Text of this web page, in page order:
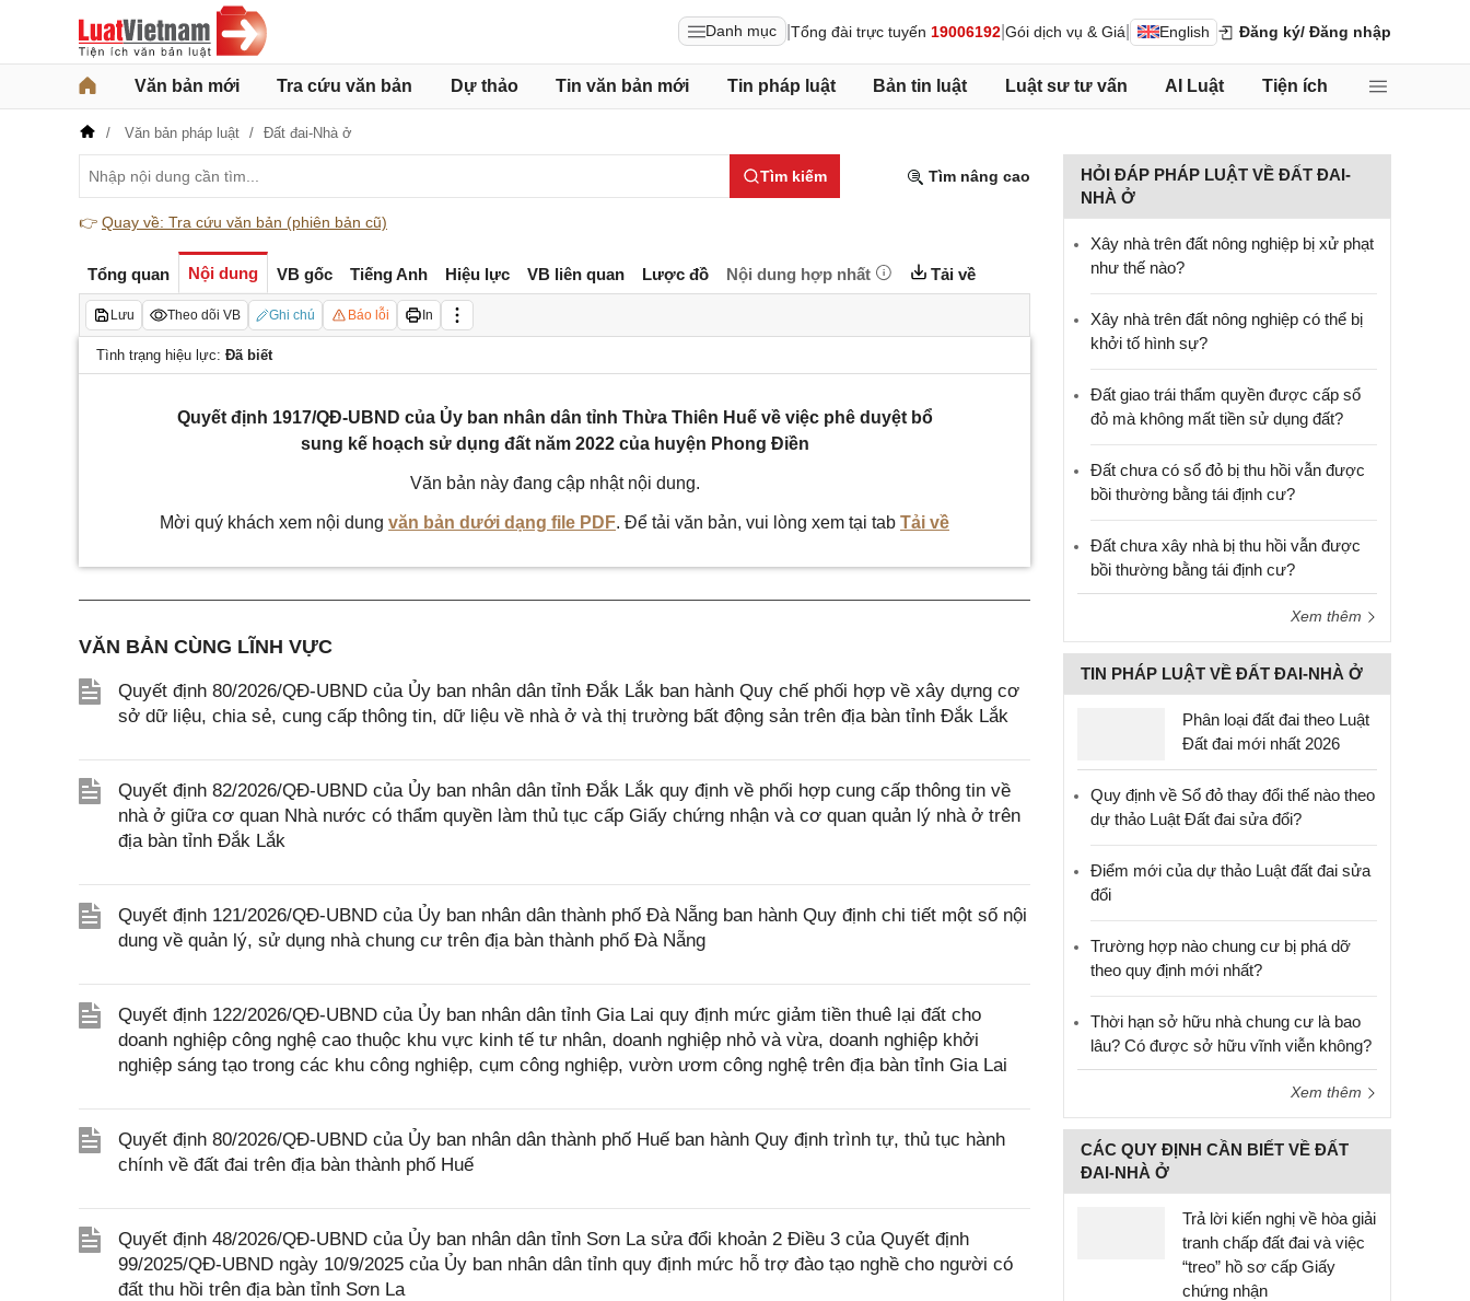
Danh mục Tổng đài trực tuyến 19006192 Gói dịch vụ & Giá English Đăng ký/ Đăng nhập
Văn bản mới Tra cứu văn bản Dự thảo Tin văn bản mới Tin pháp luật Bản tin luật Luật sư tư vấn AI Luật Tiện ích
Văn bản pháp luật Đất đai-Nhà ở
Tìm kiếm Tìm nâng cao
👉 Quay về: Tra cứu văn bản (phiên bản cũ)
Tổng quan Nội dung VB gốc Tiếng Anh Hiệu lực VB liên quan Lược đồ Nội dung hợp nhất Tải về
Lưu Theo dõi VB Ghi chú Báo lỗi In
Tình trạng hiệu lực: Đã biết
Quyết định 1917/QĐ-UBND của Ủy ban nhân dân tỉnh Thừa Thiên Huế về việc phê duyệt bổ
sung kế hoạch sử dụng đất năm 2022 của huyện Phong Điền
Văn bản này đang cập nhật nội dung.
Mời quý khách xem nội dung văn bản dưới dạng file PDF. Để tải văn bản, vui lòng xem tại tab Tải về
VĂN BẢN CÙNG LĨNH VỰC
Quyết định 80/2026/QĐ-UBND của Ủy ban nhân dân tỉnh Đắk Lắk ban hành Quy chế phối hợp về xây dựng cơ
sở dữ liệu, chia sẻ, cung cấp thông tin, dữ liệu về nhà ở và thị trường bất động sản trên địa bàn tỉnh Đắk Lắk
Quyết định 82/2026/QĐ-UBND của Ủy ban nhân dân tỉnh Đắk Lắk quy định về phối hợp cung cấp thông tin về
nhà ở giữa cơ quan Nhà nước có thẩm quyền làm thủ tục cấp Giấy chứng nhận và cơ quan quản lý nhà ở trên
địa bàn tỉnh Đắk Lắk
Quyết định 121/2026/QĐ-UBND của Ủy ban nhân dân thành phố Đà Nẵng ban hành Quy định chi tiết một số nội
dung về quản lý, sử dụng nhà chung cư trên địa bàn thành phố Đà Nẵng
Quyết định 122/2026/QĐ-UBND của Ủy ban nhân dân tỉnh Gia Lai quy định mức giảm tiền thuê lại đất cho
doanh nghiệp công nghệ cao thuộc khu vực kinh tế tư nhân, doanh nghiệp nhỏ và vừa, doanh nghiệp khởi
nghiệp sáng tạo trong các khu công nghiệp, cụm công nghiệp, vườn ươm công nghệ trên địa bàn tỉnh Gia Lai
Quyết định 80/2026/QĐ-UBND của Ủy ban nhân dân thành phố Huế ban hành Quy định trình tự, thủ tục hành
chính về đất đai trên địa bàn thành phố Huế
Quyết định 48/2026/QĐ-UBND của Ủy ban nhân dân tỉnh Sơn La sửa đổi khoản 2 Điều 3 của Quyết định
99/2025/QĐ-UBND ngày 10/9/2025 của Ủy ban nhân dân tỉnh quy định mức hỗ trợ đào tạo nghề cho người có
đất thu hồi trên địa bàn tỉnh Sơn La
HỎI ĐÁP PHÁP LUẬT VỀ ĐẤT ĐAI-
NHÀ Ở
Xây nhà trên đất nông nghiệp bị xử phạt
như thế nào?
Xây nhà trên đất nông nghiệp có thể bị
khởi tố hình sự?
Đất giao trái thẩm quyền được cấp sổ
đỏ mà không mất tiền sử dụng đất?
Đất chưa có sổ đỏ bị thu hồi vẫn được
bồi thường bằng tái định cư?
Đất chưa xây nhà bị thu hồi vẫn được
bồi thường bằng tái định cư?
Xem thêm
TIN PHÁP LUẬT VỀ ĐẤT ĐAI-NHÀ Ở
Phân loại đất đai theo Luật
Đất đai mới nhất 2026
Quy định về Sổ đỏ thay đổi thế nào theo
dự thảo Luật Đất đai sửa đổi?
Điểm mới của dự thảo Luật đất đai sửa
đổi
Trường hợp nào chung cư bị phá dỡ
theo quy định mới nhất?
Thời hạn sở hữu nhà chung cư là bao
lâu? Có được sở hữu vĩnh viễn không?
Xem thêm
CÁC QUY ĐỊNH CẦN BIẾT VỀ ĐẤT
ĐAI-NHÀ Ở
Trả lời kiến nghị về hòa giải
tranh chấp đất đai và việc
“treo” hồ sơ cấp Giấy
chứng nhận